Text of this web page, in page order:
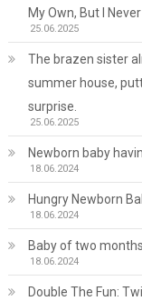
My Own, But I
25.06.2025
The brazen sister
summer house,
surprise.
25.06.2025
Newborn baby
18.06.2024
Hungry Newborn
18.06.2024
Baby of two
18.06.2024
Double The Fun: